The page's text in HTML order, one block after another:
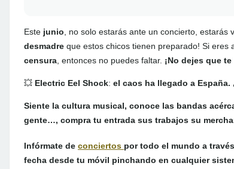
Este junio, no solo estarás ante un concierto, estarás
desmadre que estos chicos tienen preparado! Si eres
censura, entonces no puedes faltar. ¡No dejes que
💥 Electric Eel Shock: el caos ha llegado a España.
Siente la cultura musical, conoce las bandas
gente…, compra tu entrada sus trabajos su
Infórmate de conciertos por todo el mundo a
fecha desde tu móvil pinchando en cualquier